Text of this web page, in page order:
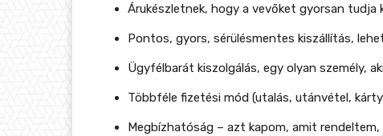
Árukészletnek, hogy a vevőket gyorsan tudja
Pontos, gyors, sérülésmentes kiszállítás,
Ügyfélbarát kiszolgálás, egy olyan személy,
Többféle fizetési mód (utalás, utánvétel,
Megbízhatóság – azt kapom, amit rendeltem,